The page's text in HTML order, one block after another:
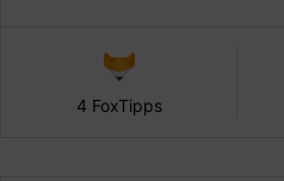
4 FoxTipps